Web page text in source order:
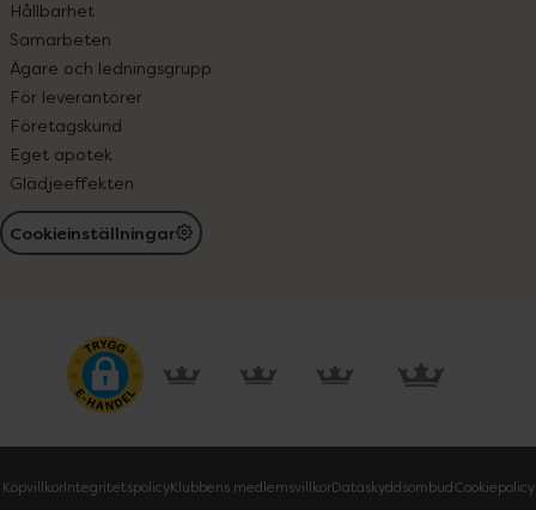
Hållbarhet
Samarbeten
Ägare och ledningsgrupp
För leverantörer
Företagskund
Eget apotek
Glädjeeffekten
Cookieinställningar
KöpvillkorIntegritetspolicyKlubbens medlemsvillkorDataskyddsombudCookiepolicy